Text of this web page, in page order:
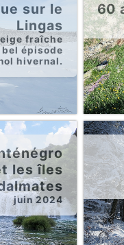
sur le
Lingas
fraîche
épisode
hivernal.
60
les îles
juin 2024